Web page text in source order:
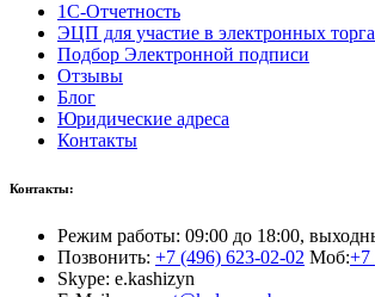
1С-Отчетность
ЭЦП для участие в электронных
Подбор Электронной подписи
Отзывы
Блог
Юридические адреса
Контакты
Контакты:
Режим работы: 09:00 до 18:00,
Позвонить: +7 (496) 623-02-02 Моб:+7
Skype: e.kashizyn